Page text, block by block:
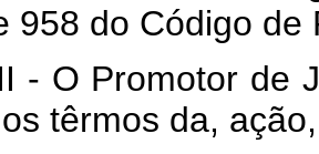
958 do Código de
- O Promotor de
têrmos da,